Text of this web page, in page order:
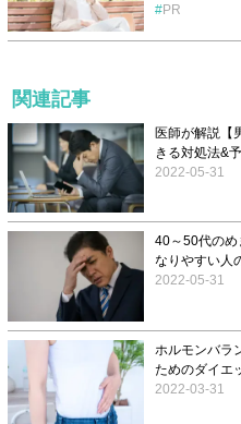
PR
関連記事
医師が解説【
きる対処法&
2022-05-31
40～50代のめ
なりやすい人
2022-05-31
ホルモンバラ
ためのダイエ
2022-03-31